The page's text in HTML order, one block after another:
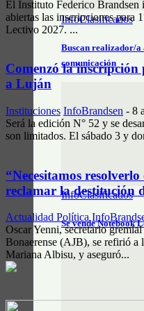
InfoClasificados
Buscan realizador/a
comunicación
InfoClasificados
Se vende Notebook
El Instituto Federico Brandsen
abiertas las inscripciones
Lectivo 2027. ...
Comenzó la
a Luján
Instituciones InfoBrandsen - 8
Será la edición N° 52 y se
son limitados. El sábado 3 y
“Necesitamos
reclamar la destitución
Actualidad Política
Oscar Yenni, secretario
Bonaerense (AJB), se refirió a
Mariana Albisu, y aseguró...